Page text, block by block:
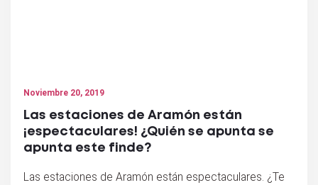
Noviembre 20, 2019
Las estaciones de Aramón están
¡espectaculares! ¿Quién se apunta se
apunta este finde?
Las estaciones de Aramón están espectaculares. ¿Te